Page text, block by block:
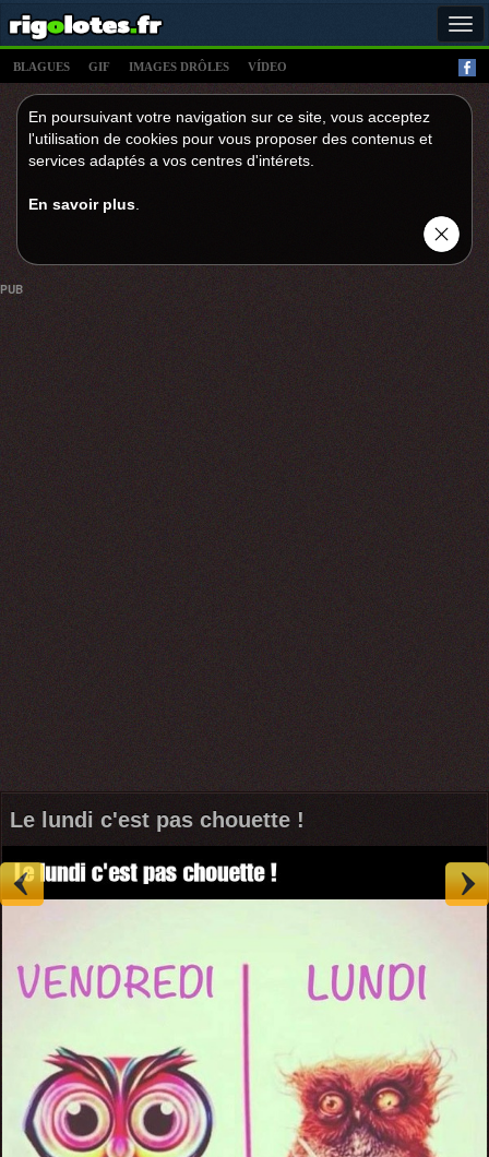
BLAGUES GIF IMAGES DRÔLES VÍDEO
En poursuivant votre navigation sur ce site, vous acceptez
l'utilisation de cookies pour vous proposer des contenus et
services adaptés a vos centres d'intérets.
En savoir plus
PUB
Le lundi c'est pas chouette !